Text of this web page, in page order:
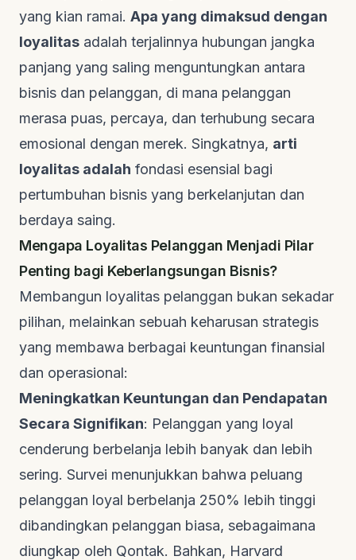
yang kian ramai. Apa yang dimaksud dengan
loyalitas adalah terjalinnya hubungan jangka
panjang yang saling menguntungkan antara
bisnis dan pelanggan, di mana pelanggan
merasa puas, percaya, dan terhubung secara
emosional dengan merek. Singkatnya, arti
loyalitas adalah fondasi esensial bagi
pertumbuhan bisnis yang berkelanjutan dan
berdaya saing.
Mengapa Loyalitas Pelanggan Menjadi Pilar
Penting bagi Keberlangsungan Bisnis?
Membangun loyalitas pelanggan bukan sekadar
pilihan, melainkan sebuah keharusan strategis
yang membawa berbagai keuntungan finansial
dan operasional:
Meningkatkan Keuntungan dan Pendapatan
Secara Signifikan: Pelanggan yang loyal
cenderung berbelanja lebih banyak dan lebih
sering. Survei menunjukkan bahwa peluang
pelanggan loyal berbelanja 250% lebih tinggi
dibandingkan pelanggan biasa, sebagaimana
diungkap oleh Qontak. Bahkan, Harvard